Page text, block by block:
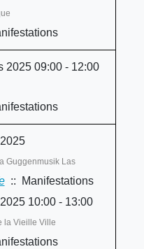
2025 09:00 - 12:00
Guggenmusik Las
:: Manifestations
10:00 - 13:00
la Vieille Ville